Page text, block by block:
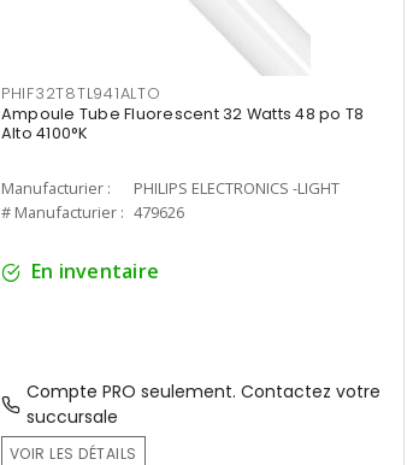
PHIF32T8TL941ALTO
Ampoule Tube Fluorescent 32 Watts 48 po T8
Alto 4100°K
Manufacturier :
PHILIPS ELECTRONICS -LIGHT
# Manufacturier : 479626
En inventaire
Compte PRO seulement. Contactez votre
succursale
VOIR LES DÉTAILS